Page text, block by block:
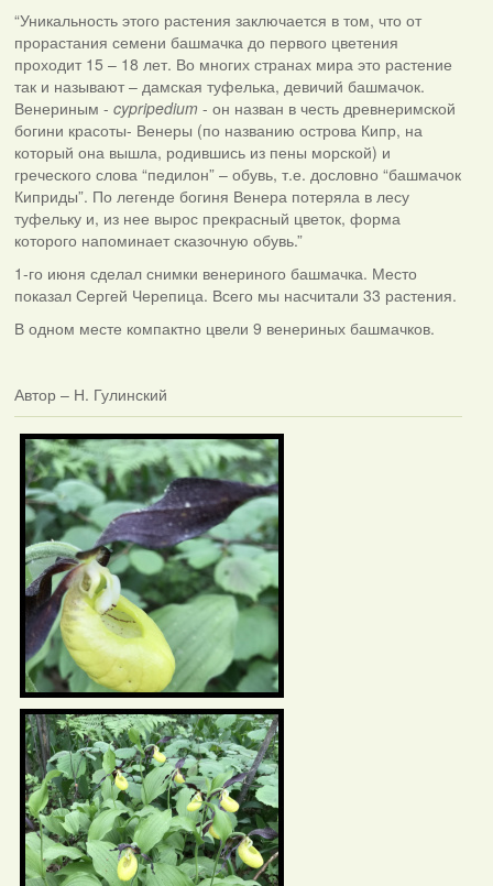
“Уникальность этого растения заключается в том, что от
прорастания семени башмачка до первого цветения
проходит 15 – 18 лет. Во многих странах мира это растение
так и называют – дамская туфелька, девичий башмачок.
Венериным - cypripedium - он назван в честь древнеримской
богини красоты- Венеры (по названию острова Кипр, на
который она вышла, родившись из пены морской) и
греческого слова “педилон” – обувь, т.е. дословно “башмачок
Киприды”. По легенде богиня Венера потеряла в лесу
туфельку и, из нее вырос прекрасный цветок, форма
которого напоминает сказочную обувь.”
1-го июня сделал снимки венериного башмачка. Место
показал Сергей Черепица. Всего мы насчитали 33 растения.
В одном месте компактно цвели 9 венериных башмачков.
Автор – Н. Гулинский
Фотаздымкі